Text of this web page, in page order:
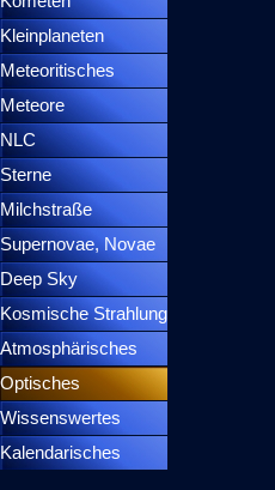
Kleinplaneten
Meteoritisches
Meteore
NLC
Sterne
Milchstraße
Supernovae, Novae
Deep Sky
Kosmische Strahlung
Atmosphärisches
Optisches
Wissenswertes
Kalendarisches